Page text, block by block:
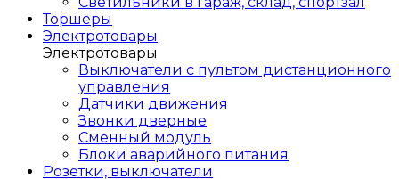
Торшеры
Электротовары
Электротовары
Выключатели с пультом дистанционного
управления
Датчики движения
Звонки дверные
Сменный модуль
Блоки аварийного питания
Розетки, выключатели